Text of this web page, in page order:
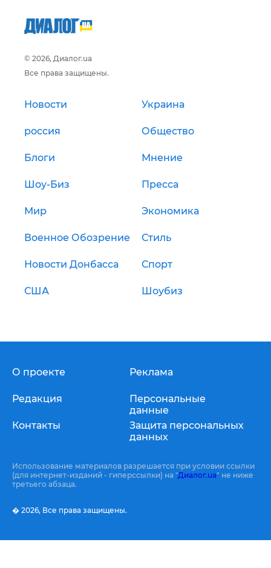
© 2026, Диалог.ua
Все права защищены.
Новости Украина
россия Общество
Блоги Мнение
Шоу-Биз Пресса
Мир Экономика
Военное Обозрение Стиль
Новости Донбасса Спорт
США Шоубиз
О проекте
Редакция
Контакты
Реклама
Персональные
данные
Защита персональных
данных
Использование материалов разрешается при условии ссылки
(для интернет-изданий - гиперссылки) на "Диалог.ua" не ниже
третьего абзаца.
� 2026, Все права защищены.